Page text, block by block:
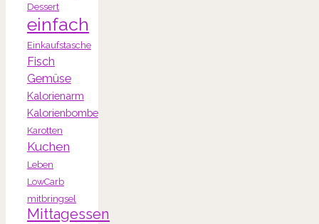
Dessert
einfach
Einkaufstasche
Fisch
Gemüse
Kalorienarm
Kalorienbombe
Karotten
Kuchen
Leben
LowCarb
mitbringsel
Mittagessen